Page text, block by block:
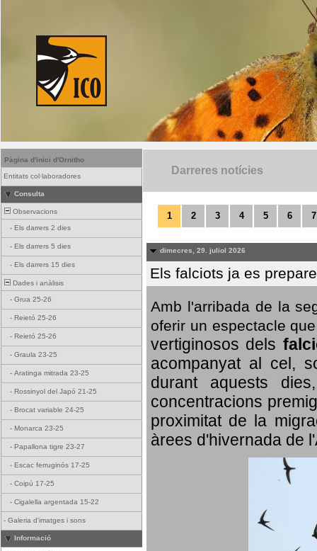
Pàgina d'inici d'Ornitho
Entitats col·laboradores
Consulta
Observacions
- Els darrers 2 dies
- Els darrers 5 dies
- Els darrers 15 dies
Dades i anàlisis
- Grua 25-26
- Reietó 25-26
- Reietó 25-26
- Graula 23-25
- Aratinga mitrada 23-25
- Rossinyol del Japó 21-25
- Brocat variable 24-25
- Monarca 23-25
- Papallona tigre 23-27
- Escac ferruginós 17-25
- Coipú 17-25
- Cigalella argentada 15-22
- Galeria d'imatges i sons
Informació
Darreres notícies
1 2 3 4 5 6 7
dimecres, 29. juliol 2026
Els falciots ja es
Amb l'arribada de la
oferir un espectacle
vertiginosos dels
acompanyat al cel,
durant aquests
concentracions
proximitat de la
àrees d'hivernada de